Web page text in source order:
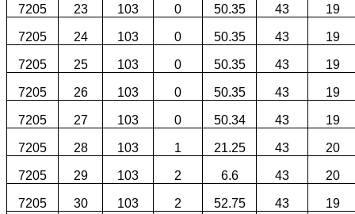
7205 23 103 0 50.35 43 19
7205 24 103 0 50.35 43 19
7205 25 103 0 50.35 43 19
7205 26 103 0 50.35 43 19
7205 27 103 0 50.34 43 19
7205 28 103 1 21.25 43 20
7205 29 103 2 6.6 43 20
7205 30 103 2 52.75 43 19